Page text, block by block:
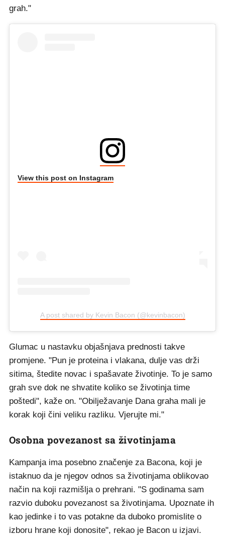
grah."
View this post on Instagram
A post shared by Kevin Bacon (@kevinbacon)
Glumac u nastavku objašnjava prednosti takve
promjene. "Pun je proteina i vlakana, dulje vas drži
sitima, štedite novac i spašavate životinje. To je samo
grah sve dok ne shvatite koliko se životinja time
poštedi", kaže on. "Obilježavanje Dana graha mali je
korak koji čini veliku razliku. Vjerujte mi."
Osobna povezanost sa životinjama
Kampanja ima posebno značenje za Bacona, koji je
istaknuo da je njegov odnos sa životinjama oblikovao
način na koji razmišlja o prehrani. "S godinama sam
razvio duboku povezanost sa životinjama. Upoznate ih
kao jedinke i to vas potakne da duboko promislite o
izboru hrane koji donosite", rekao je Bacon u izjavi.